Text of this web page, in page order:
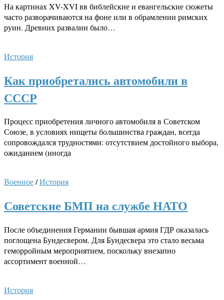
На картинах XV-XVI вв библейские и евангельские сюжеты
часто разворачиваются на фоне или в обрамлении римских
руин. Древних развалин было…
История
Как приобретались автомобили в
СССР
Процесс приобретения личного автомобиля в Советском
Союзе, в условиях нищеты большинства граждан, всегда
сопровождался трудностями: отсутствием достойного выбора,
ожиданием (иногда
Военное/История
Советские БМП на службе НАТО
После объединения Германии бывшая армия ГДР оказалась
поглощена Бундесвером. Для Бундесвера это стало весьма
геморройным мероприятием, поскольку внезапно
ассортимент военной…
История